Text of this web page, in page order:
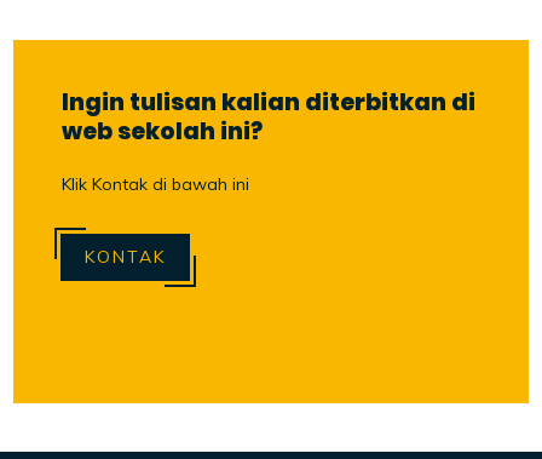
Ingin tulisan kalian diterbitkan di
web sekolah ini?
Klik Kontak di bawah ini
KONTAK